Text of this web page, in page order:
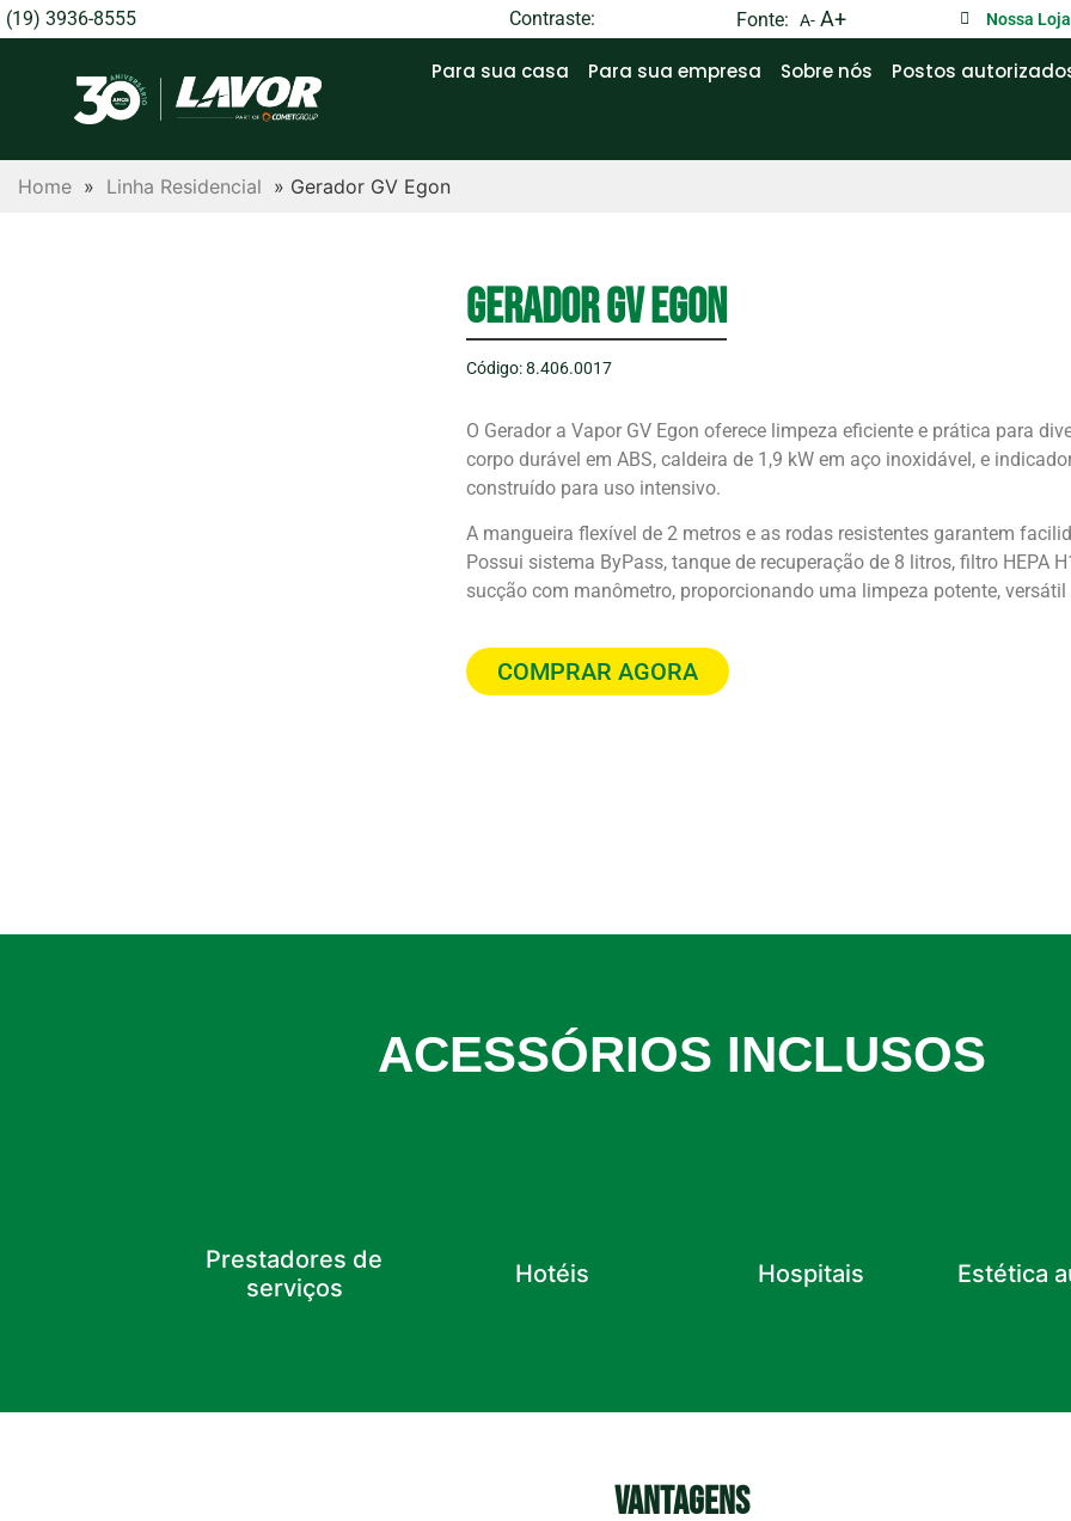
(19) 3936-8555 Contraste: Fonte: A- A+ Nossa Loja
Para sua casa Para sua empresa Sobre nós Postos
Home » Linha Residencial » Gerador GV Egon
Gerador GV Egon
Código: 8.406.0017
O Gerador a Vapor GV Egon oferece limpeza eficiente e prática para
corpo durável em ABS, caldeira de 1,9 kW em aço inoxidável, e
construído para uso intensivo.
A mangueira flexível de 2 metros e as rodas resistentes garantem
Possui sistema ByPass, tanque de recuperação de 8 litros, filtro HEPA
sucção com manômetro, proporcionando uma limpeza potente,
COMPRAR AGORA
ACESSÓRIOS INCLUSOS
Prestadores de
serviços
Hotéis Hospitais Estética
VANTAGENS